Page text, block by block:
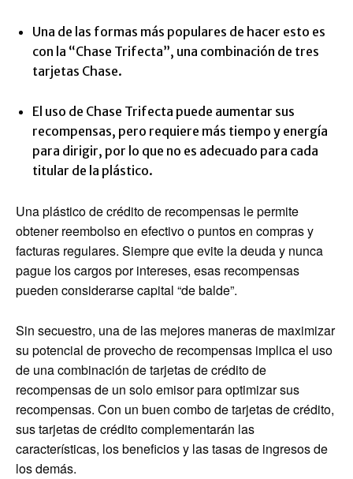
Una de las formas más populares de hacer esto es
con la “Chase Trifecta”, una combinación de tres
tarjetas Chase.
El uso de Chase Trifecta puede aumentar sus
recompensas, pero requiere más tiempo y energía
para dirigir, por lo que no es adecuado para cada
titular de la plástico.
Una plástico de crédito de recompensas le permite
obtener reembolso en efectivo o puntos en compras y
facturas regulares. Siempre que evite la deuda y nunca
pague los cargos por intereses, esas recompensas
pueden considerarse capital “de balde”.
Sin secuestro, una de las mejores maneras de maximizar
su potencial de provecho de recompensas implica el uso
de una combinación de tarjetas de crédito de
recompensas de un solo emisor para optimizar sus
recompensas. Con un buen combo de tarjetas de crédito,
sus tarjetas de crédito complementarán las
características, los beneficios y las tasas de ingresos de
los demás.